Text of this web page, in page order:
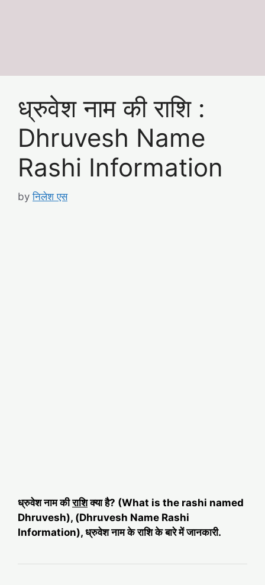
ध्रुवेश नाम की राशि :
Dhruvesh Name
Rashi Information
byनिलेश एस
ध्रुवेश नाम कीराशिक्या है? (What is the rashi named
Dhruvesh), (Dhruvesh Name Rashi
Information), ध्रुवेश नाम के राशि के बारे में जानकारी.